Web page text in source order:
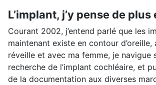
L’implant, j’y pense de
Courant 2002, j’entend parlé que les
maintenant existe en contour d’oreille,
réveille et avec ma femme, je navigue
recherche de l’implant cochléaire, et
de la documentation aux diverses